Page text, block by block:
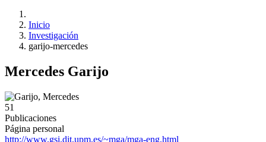
Inicio
Investigación
garijo-mercedes
Mercedes Garijo
51
Publicaciones
Página personal
http://www.gsi.dit.upm.es/~mga/mga-eng.html